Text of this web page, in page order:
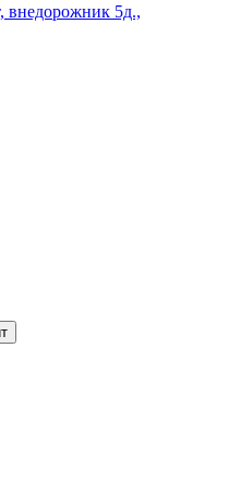
внедорожник 5д.,